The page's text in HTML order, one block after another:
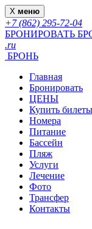
X меню
+7 (862) 295-72-04
БРОНИРОВАТЬ
.ru
БРОНЬ
Главная
Бронировать
ЦЕНЫ
Купить
Номера
Питание
Бассейн
Пляж
Услуги
Лечение
Фото
Трансфер
Контакты